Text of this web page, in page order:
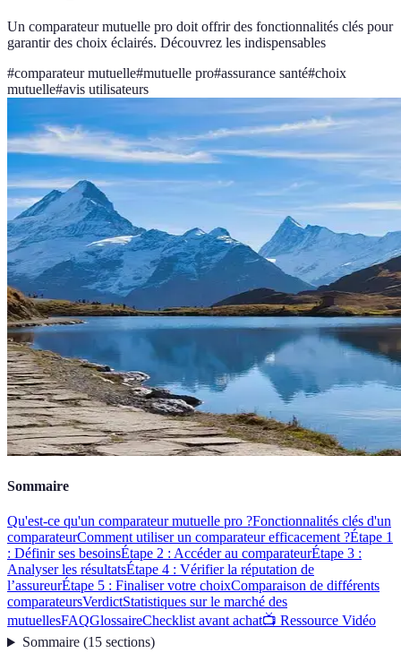
Un comparateur mutuelle pro doit offrir des fonctionnalités clés pour
garantir des choix éclairés. Découvrez les indispensables
#comparateur mutuelle#mutuelle pro#assurance santé#choix
mutuelle#avis utilisateurs
Sommaire
Qu'est-ce qu'un comparateur mutuelle pro ?Fonctionnalités clés d'un
comparateurComment utiliser un comparateur efficacement ?Étape 1
: Définir ses besoinsÉtape 2 : Accéder au comparateurÉtape 3 :
Analyser les résultatsÉtape 4 : Vérifier la réputation de
l’assureurÉtape 5 : Finaliser votre choixComparaison de différents
comparateursVerdictStatistiques sur le marché des
mutuellesFAQGlossaireChecklist avant achat📺 Ressource Vidéo
Sommaire(15 sections)